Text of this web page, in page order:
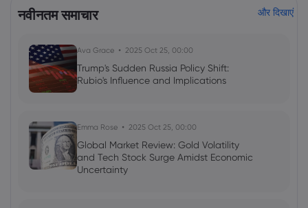
Indices
ahead of CPI announcement
Indices CFD Trading Shares
नवीनतम समाचार और दिखाएं
Ava Grace 2025 Oct 25, 00:00
Trump's Sudden Russia Policy Shift:
Rubio's Influence and Implications
Emma Rose 2025 Oct 25, 00:00
Global Market Review: Gold Volatility
and Tech Stock Surge Amidst Economic
Uncertainty